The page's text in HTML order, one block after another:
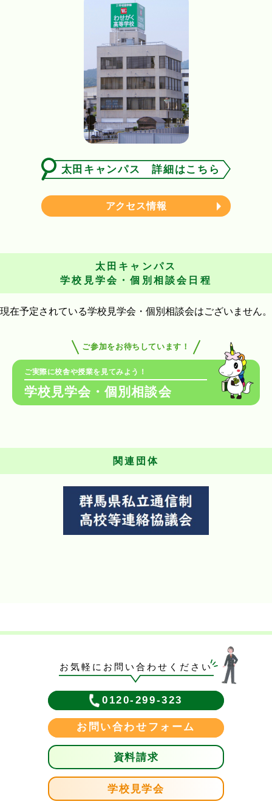
太田キャンパス 詳細はこちら
アクセス情報
太田キャンパス
学校見学会・個別相談会日程
現在予定されている学校見学会・個別相談会はございません。
ご参加をお待ちしています！
ご実際に校舎や授業を見てみよう！
学校見学会・個別相談会
関連団体
お気軽にお問い合わせください
0120-299-323
お問い合わせフォーム
資料請求
学校見学会